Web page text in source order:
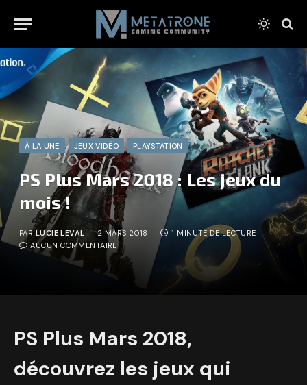
À LA UNE JEUX VIDÉO PLAYSTATION
PS Plus Mars 2018 : Les jeux du
mois !
PAR LUCIE LEVAL 2 MARS 2018
1 MINUTE DE LECTURE
AUCUN COMMENTAIRE
PS Plus Mars 2018,
découvrez les jeux qui